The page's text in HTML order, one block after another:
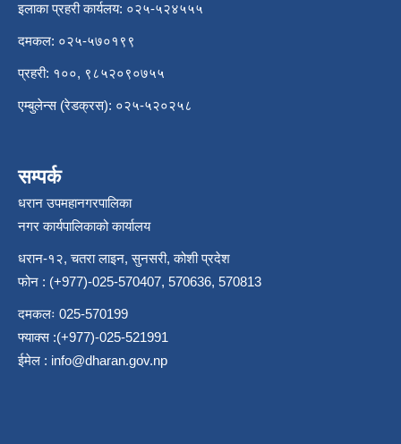
इलाका प्रहरी कार्यलय: ०२५-५२४५५५
दमकल: ०२५-५७०१९९
प्रहरी: १००, ९८५२०९०७५५
एम्बुलेन्स (रेडक्रस): ०२५-५२०२५८
सम्पर्क
धरान उपमहानगरपालिका
नगर कार्यपालिकाको कार्यालय
धरान-१२, चतरा लाइन, सुनसरी, कोशी प्रदेश
फोन : (+977)-025-570407, 570636, 570813
दमकलः 025-570199
फ्याक्स :(+977)-025-521991
ईमेल : info@dharan.gov.np